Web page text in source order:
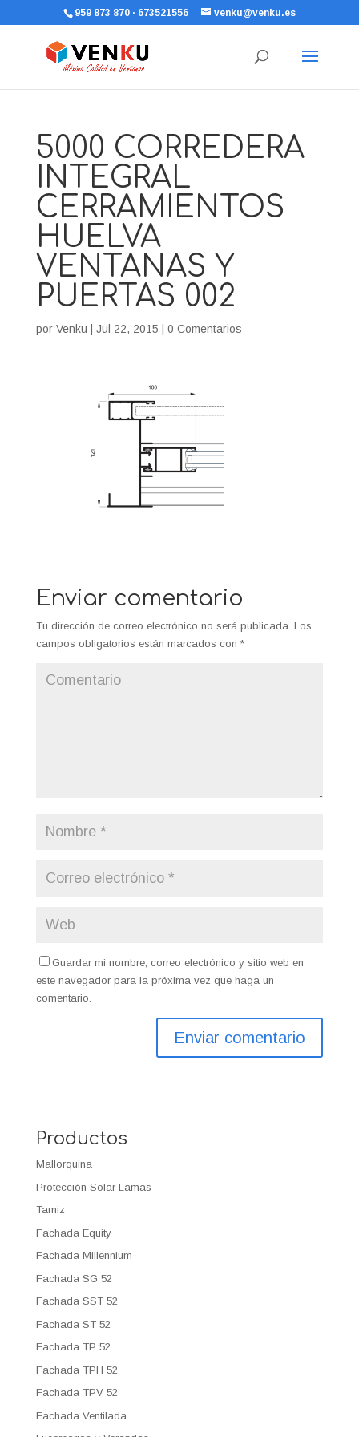
959 873 870 · 673521556 venku@venku.es
5000 CORREDERA
INTEGRAL
CERRAMIENTOS
HUELVA
VENTANAS Y
PUERTAS 002
por Venku Jul 22, 2015 0 Comentarios
Enviar comentario
Tu dirección de correo electrónico no será publicada. Los
campos obligatorios están marcados con *
Guardar mi nombre, correo electrónico y sitio web en
este navegador para la próxima vez que haga un
comentario.
Productos
Mallorquina
Protección Solar Lamas
Tamiz
Fachada Equity
Fachada Millennium
Fachada SG 52
Fachada SST 52
Fachada ST 52
Fachada TP 52
Fachada TPH 52
Fachada TPV 52
Fachada Ventilada